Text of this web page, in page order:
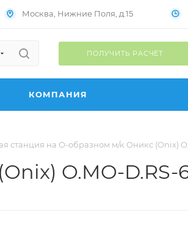
Москва, Нижние Поля, д.15
ПОЛУЧИТЬ РАСЧЁТ
КОМПАНИЯ
станция на О-образном м/к Оникс (Onix)
O.MO-D.RS-